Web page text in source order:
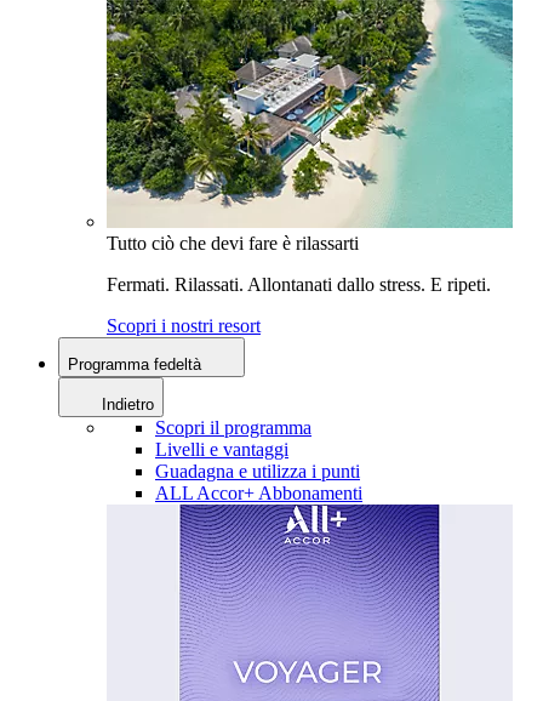
Tutto ciò che devi fare è rilassarti
Fermati. Rilassati. Allontanati dallo stress. E ripeti.
Scopri i nostri resort
Programma fedeltà
Indietro
Scopri il programma
Livelli e vantaggi
Guadagna e utilizza i punti
ALL Accor+ Abbonamenti